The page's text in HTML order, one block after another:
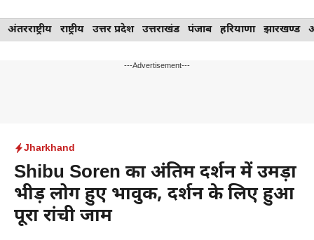
Skip
to
अंतरराष्ट्रीय राष्ट्रीय उत्तर प्रदेश उत्तराखंड पंजाब हरियाणा झारखण्ड
---Advertisement---
Jharkhand
Shibu Soren का अंतिम दर्शन में उमड़ा
भीड़ लोग हुए भावुक, दर्शन के लिए हुआ
पूरा रांची जाम